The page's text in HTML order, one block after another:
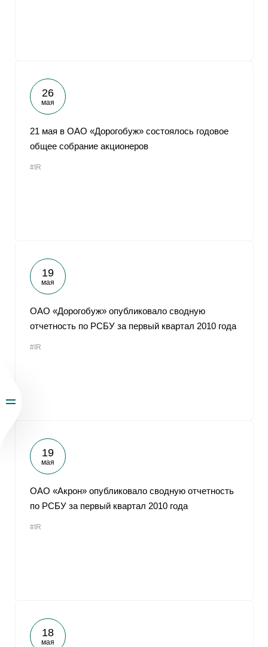
26
мая
21 мая в ОАО «Дорогобуж» состоялось годовое
общее собрание акционеров
#IR
19
мая
ОАО «Дорогобуж» опубликовало сводную
отчетность по РСБУ за первый квартал 2010 года
#IR
19
мая
ОАО «Акрон» опубликовало сводную отчетность
по РСБУ за первый квартал 2010 года
#IR
18
мая